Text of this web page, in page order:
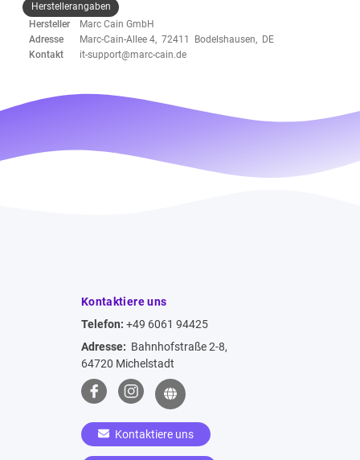
Herstellerangaben
Hersteller
Marc Cain GmbH
Adresse
Marc-Cain-Allee 4, 72411 Bodelshausen, DE
Kontakt
it-support@marc-cain.de
Kontaktiere uns
Telefon: +49 6061 94425
Adresse: Bahnhofstraße 2-8,
64720 Michelstadt
Kontaktiere uns